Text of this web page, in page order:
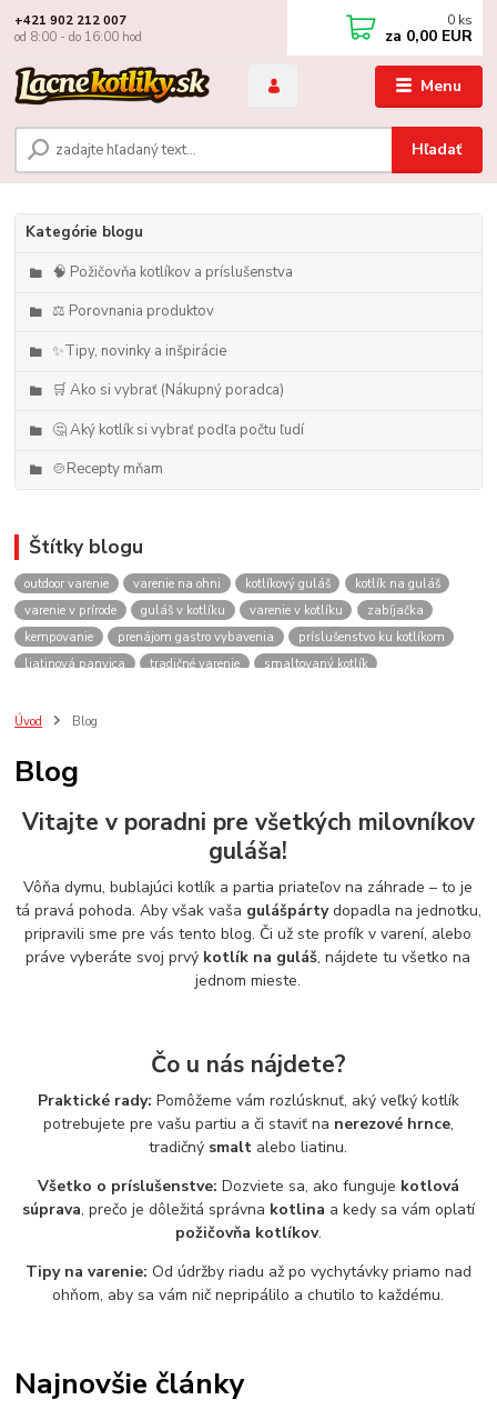
Menu
Hľadať
+421 902 212 007
od 8:00 - do 16:00 hod
0 ks
za 0,00 EUR
Kategórie blogu
🧠 Požičovňa kotlíkov a príslušenstva
⚖️ Porovnania produktov
✨Tipy, novinky a inšpirácie
🛒 Ako si vybrať (Nákupný poradca)
🤔 Aký kotlík si vybrať podľa počtu ľudí
🍲Recepty mňam
Štítky blogu
outdoor varenie varenie na ohni kotlíkový guláš
kotlík na guláš
varenie v prírode
guláš v kotlíku varenie v kotlíku
zabíjačka
kempovanie
prenájom gastro vybavenia
príslušenstvo ku kotlíkom
liatinová panvica
tradičné varenie
smaltovaný kotlík
akcie
spoločenské akcie
rental
varenie gulášu
požičovňa hrncov nerezový hrniec 30l
oslava
výber kotlíka
Úvod Blog
Blog
Vitajte v poradni pre všetkých milovníkov
guláša!
Vôňa dymu, bublajúci kotlík a partia priateľov na záhrade – to je
tá pravá pohoda. Aby však vaša gulášpártydopadla na jednotku,
pripravili sme pre vás tento blog. Či už ste profík v varení, alebo
práve vyberáte svoj prvý kotlík na guláš, nájdete tu všetko na
jednom mieste.
Čo u nás nájdete?
Praktické rady: Pomôžeme vám rozlúsknuť, aký veľký kotlík
potrebujete pre vašu partiu a či staviť na nerezové hrnce,
tradičný smalt alebo liatinu.
Všetko o príslušenstve: Dozviete sa, ako funguje kotlová
súprava, prečo je dôležitá správna kotlina a kedy sa vám oplatí
požičovňa kotlíkov.
Tipy na varenie: Od údržby riadu až po vychytávky priamo nad
ohňom, aby sa vám nič nepripálilo a chutilo to každému.
Najnovšie články